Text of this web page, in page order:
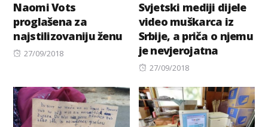
Naomi Vots
proglašena za
najstilizovaniju ženu
Posted
27/09/2018
Svjetski mediji dijele
video muškarca iz
Srbije, a priča o njemu
je nevjerojatna
Posted
27/09/2018